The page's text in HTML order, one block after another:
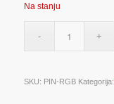
Na stanju
SKU: PIN-RGB Kategorija: